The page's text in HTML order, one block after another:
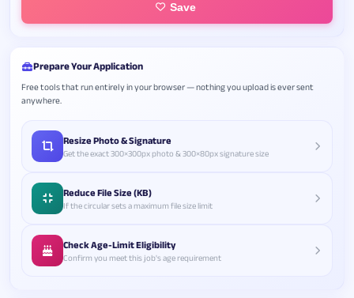
Save
Prepare Your Application
Free tools that run entirely in your browser — nothing you upload is ever sent
anywhere.
Resize Photo & Signature
Get the exact 300×300px photo & 300×80px signature size
Reduce File Size (KB)
If the circular sets a maximum file size limit
Check Age-Limit Eligibility
Confirm you meet this job's age requirement